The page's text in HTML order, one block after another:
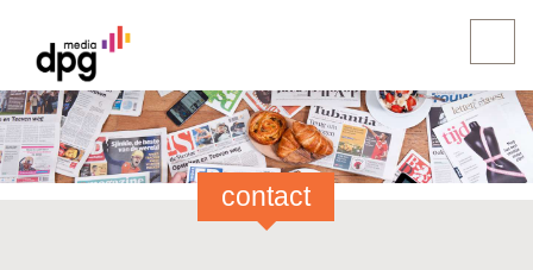
contact